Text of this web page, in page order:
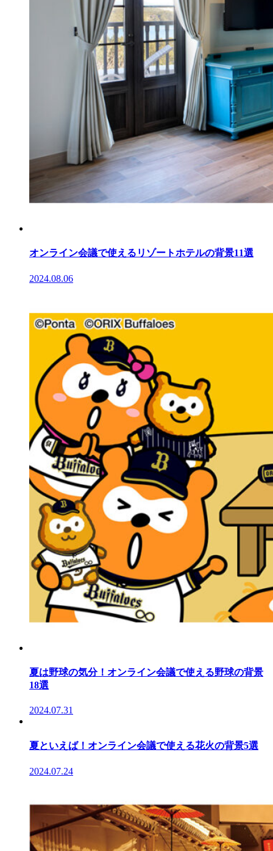
オンライン会議で使えるリゾートホテルの背景11選
2024.08.06
夏は野球の気分！オンライン会議で使える野球の背景
18選
2024.07.31
夏といえば！オンライン会議で使える花火の背景5選
2024.07.24